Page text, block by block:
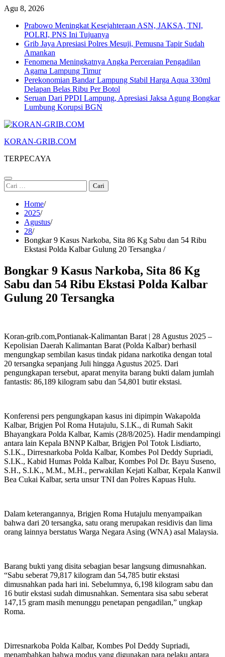
Skip
content
Agu 8, 2026
Prabowo Meningkat Kesejahteraan ASN, JAKSA, TNI,
POLRI, PNS Ini Tujuanya
Grib Jaya Apresiasi Polres Mesuji, Pemusna Tapir Sudah
Amankan
Fenomena Meningkatnya Angka Perceraian Pengadilan
Agama Lampung Timur
Perekonomian Bandar Lampung Stabil Harga Aqua 330ml
Delapan Belas Ribu Per Botol
Seruan Dari PPDI Lampung, Apresiasi Jaksa Agung Bongkar
Lumbung Korupsi BGN
KORAN-GRIB.COM
TERPECAYA
Cari
untuk:
Home
2025
Agustus
28
Bongkar 9 Kasus Narkoba, Sita 86 Kg Sabu dan 54 Ribu
Ekstasi Polda Kalbar Gulung 20 Tersangka
Bongkar 9 Kasus Narkoba, Sita 86 Kg
Sabu dan 54 Ribu Ekstasi Polda Kalbar
Gulung 20 Tersangka
Koran-grib.com,Pontianak-Kalimantan Barat | 28 Agustus 2025 –
Kepolisian Daerah Kalimantan Barat (Polda Kalbar) berhasil
mengungkap sembilan kasus tindak pidana narkotika dengan total
20 tersangka sepanjang Juli hingga Agustus 2025. Dari
pengungkapan tersebut, aparat menyita barang bukti dalam jumlah
fantastis: 86,189 kilogram sabu dan 54,801 butir ekstasi.
Konferensi pers pengungkapan kasus ini dipimpin Wakapolda
Kalbar, Brigjen Pol Roma Hutajulu, S.I.K., di Rumah Sakit
Bhayangkara Polda Kalbar, Kamis (28/8/2025). Hadir mendampingi
antara lain Kepala BNNP Kalbar, Brigjen Pol Totok Lisdiarto,
S.I.K., Dirresnarkoba Polda Kalbar, Kombes Pol Deddy Supriadi,
S.I.K., Kabid Humas Polda Kalbar, Kombes Pol Dr. Bayu Suseno,
S.H., S.I.K., M.M., M.H., perwakilan Kejati Kalbar, Kepala Kanwil
Bea Cukai Kalbar, serta unsur TNI dan Polres Kapuas Hulu.
Dalam keterangannya, Brigjen Roma Hutajulu menyampaikan
bahwa dari 20 tersangka, satu orang merupakan residivis dan lima
orang lainnya berstatus Warga Negara Asing (WNA) asal Malaysia.
Barang bukti yang disita sebagian besar langsung dimusnahkan.
“Sabu seberat 79,817 kilogram dan 54,785 butir ekstasi
dimusnahkan pada hari ini. Sebelumnya, 6,198 kilogram sabu dan
16 butir ekstasi sudah dimusnahkan. Sementara sisa sabu seberat
147,15 gram masih menunggu penetapan pengadilan,” ungkap
Roma.
Dirresnarkoba Polda Kalbar, Kombes Pol Deddy Supriadi,
menambahkan bahwa modus yang digunakan para pelaku antara